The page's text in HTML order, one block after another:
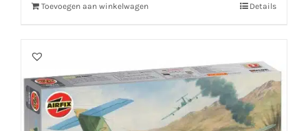
Toevoegen aan winkelwagen Details